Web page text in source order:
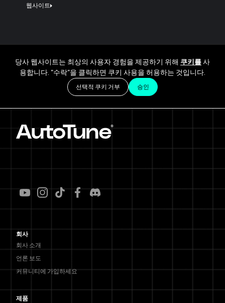
웹사이트
당사 웹사이트는 최상의 사용자 경험을 제공하기 위해 쿠키를사
용합니다. "수락"을 클릭하면 쿠키 사용을 허용하는 것입니다.
선택적 쿠키 거부 승인
회사
회사 소개
언론 보도
커뮤니티에 가입하세요
제품